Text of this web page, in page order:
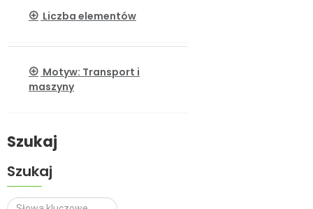
Liczba elementów
Motyw: Transport i
maszyny
Szukaj
Szukaj